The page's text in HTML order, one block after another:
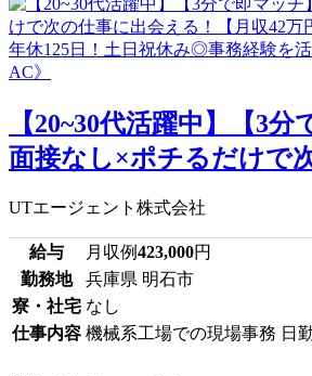
【20~30代活躍中】【3分
面接なし×ポチるだけで
UTエージェント株式会社
給与 月収例423,000円
勤務地
兵庫県 明石市
寮・社宅 なし
仕事内容 機械系工場での現場事務 日